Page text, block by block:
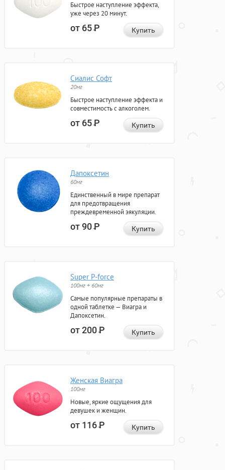
Быстрое наступление эффекта,
уже через 20 минут.
от 65Р Купить
Сиалис Софт
20мг
Быстрое наступление эффекта и
совместимость с алкоголем.
от 65Р Купить
Дапоксетин
60мг
Единственный в мире препарат
для предотвращения
преждевременной эякуляции.
от 90Р Купить
Super P-force
100мг + 60мг
Самые популярные препараты в
одной таблетке — Виагра и
Дапоксетин.
от 200Р Купить
Женская Виагра
100мг
Новые, яркие ощущения для
девушек и женщин.
от 116Р Купить